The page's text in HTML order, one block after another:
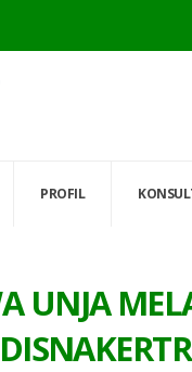
PROFIL
UNJA